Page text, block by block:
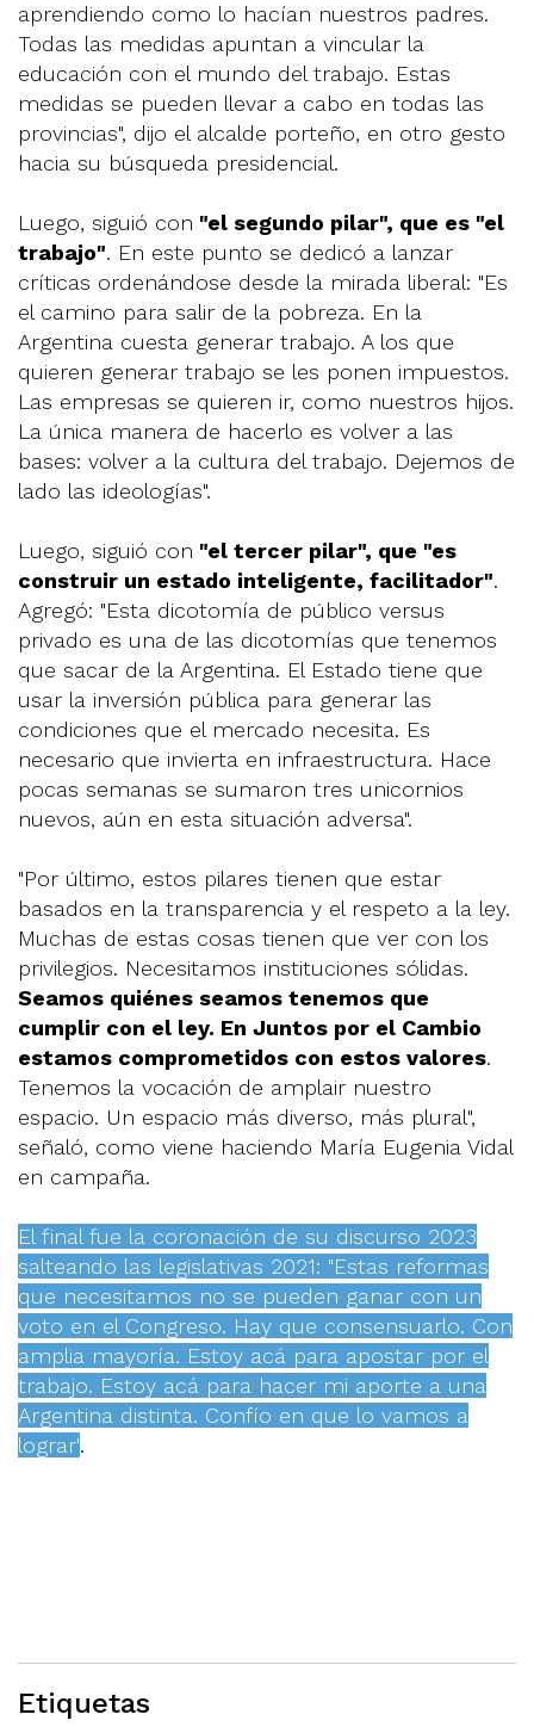
aprendiendo como lo hacían nuestros padres.
Todas las medidas apuntan a vincular la
educación con el mundo del trabajo. Estas
medidas se pueden llevar a cabo en todas las
provincias", dijo el alcalde porteño, en otro gesto
hacia su búsqueda presidencial.
Luego, siguió con "el segundo pilar", que es "el
trabajo". En este punto se dedicó a lanzar
críticas ordenándose desde la mirada liberal: "Es
el camino para salir de la pobreza. En la
Argentina cuesta generar trabajo. A los que
quieren generar trabajo se les ponen impuestos.
Las empresas se quieren ir, como nuestros hijos.
La única manera de hacerlo es volver a las
bases: volver a la cultura del trabajo. Dejemos de
lado las ideologías".
Luego, siguió con "el tercer pilar", que "es
construir un estado inteligente, facilitador".
Agregó: "Esta dicotomía de público versus
privado es una de las dicotomías que tenemos
que sacar de la Argentina. El Estado tiene que
usar la inversión pública para generar las
condiciones que el mercado necesita. Es
necesario que invierta en infraestructura. Hace
pocas semanas se sumaron tres unicornios
nuevos, aún en esta situación adversa".
"Por último, estos pilares tienen que estar
basados en la transparencia y el respeto a la ley.
Muchas de estas cosas tienen que ver con los
privilegios. Necesitamos instituciones sólidas.
Seamos quiénes seamos tenemos que
cumplir con el ley. En Juntos por el Cambio
estamos comprometidos con estos valores.
Tenemos la vocación de amplair nuestro
espacio. Un espacio más diverso, más plural",
señaló, como viene haciendo María Eugenia Vidal
en campaña.
El final fue la coronación de su discurso 2023
salteando las legislativas 2021: "Estas reformas
que necesitamos no se pueden ganar con un
voto en el Congreso. Hay que consensuarlo. Con
amplia mayoría. Estoy acá para apostar por el
trabajo. Estoy acá para hacer mi aporte a una
Argentina distinta. Confío en que lo vamos a
lograr".
Etiquetas